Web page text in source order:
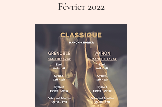
Février 2022